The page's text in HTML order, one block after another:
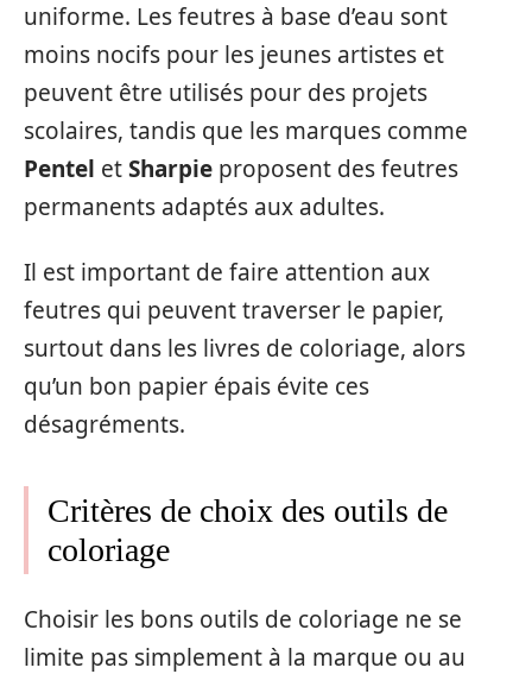
uniforme. Les feutres à base d’eau sont
moins nocifs pour les jeunes artistes et
peuvent être utilisés pour des projets
scolaires, tandis que les marques comme
Pentel etSharpie proposent des feutres
permanents adaptés aux adultes.
Il est important de faire attention aux
feutres qui peuvent traverser le papier,
surtout dans les livres de coloriage, alors
qu’un bon papier épais évite ces
désagréments.
Critères de choix des outils de
coloriage
Choisir les bons outils de coloriage ne se
limite pas simplement à la marque ou au